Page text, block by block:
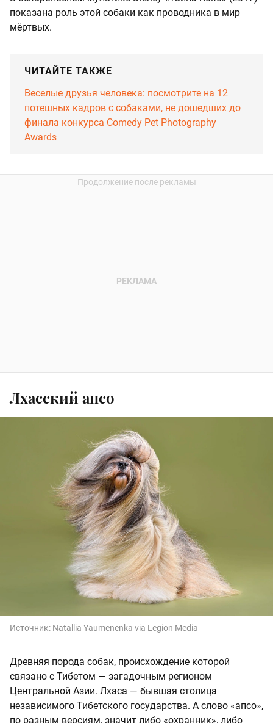
показана роль этой собаки как проводника в мир
мёртвых.
ЧИТАЙТЕ ТАКЖЕ
Веселые друзья человека: посмотрите на 12
потешных кадров с собаками, не дошедших до
финала конкурса Comedy Pet Photography
Awards
Лхасский апсо
Источник: Natallia Yaumenenka via Legion Media
Древняя порода собак, происхождение которой
связано с Тибетом — загадочным регионом
Центральной Азии. Лхаса — бывшая столица
независимого Тибетского государства. А слово «апсо»,
по разным версиям, значит либо «охранник», либо